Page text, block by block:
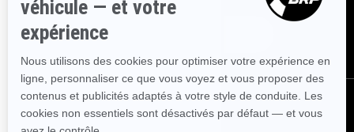
SUIVEZ NOUS